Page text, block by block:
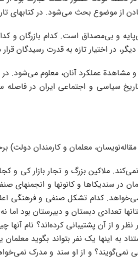
از موضوع بحث می‌شود. در کتابهای
و بی‌مصداق است. کدام بازرگان و
در اختیار تازه به قدرت رسیدگان
معلمان و کارمندان دولت)
ملاکین بزرگ و تجار بازار کی و
در سندیکاها و کانونها و
کدام تشکل صنفی و فرهنگی
تعدادی دبستان و دبیرستان بود اما
نظر و از آن پشتیبانی کرده‌اند؟ نام
به اینها یک نفر بتواند بگوید
و از او سند و مدرک